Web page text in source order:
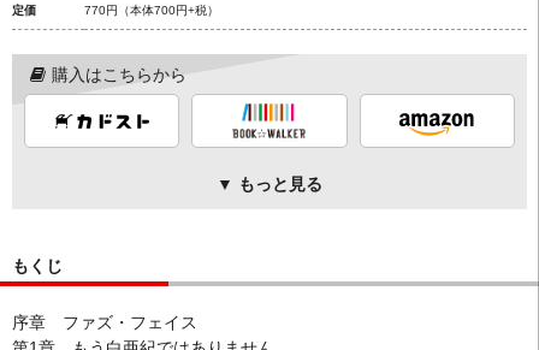
定価 770円 （本体700円+税）
購入はこちらから
▼ もっと見る
もくじ
序章 ファズ・フェイス